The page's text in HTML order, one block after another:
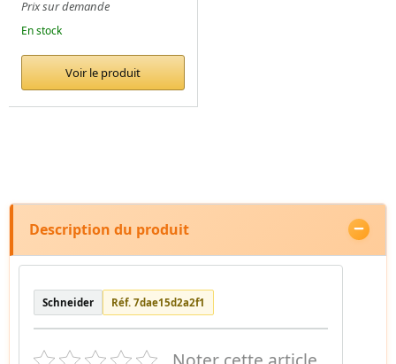
Prix sur demande
En stock
Voir le produit
Description du produit
Schneider Réf. 7dae15d2a2f1